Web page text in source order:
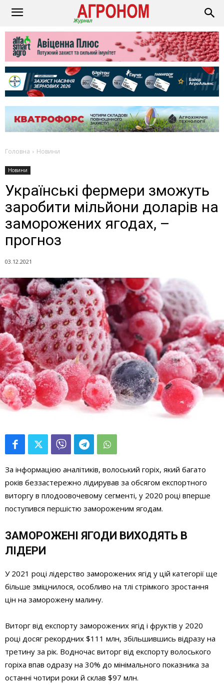
Головна Новини
Новини
Українські фермери зможуть
заробити мільйони доларів на
заморожених ягодах, –
прогноз
03.12.2021
За інформацією аналітиків, волоський горіх, який багато
років беззастережно лідирував за обсягом експортного
виторгу в плодоовочевому сегменті, у 2020 році вперше
поступився першістю замороженим ягодам.
ЗАМОРОЖЕНІ ЯГОДИ ВИХОДЯТЬ В
ЛІДЕРИ
У 2021 році лідерство заморожених ягід у цій категорії ще
більше зміцнилося, особливо на тлі стрімкого зростання
цін на заморожену малину.
Виторг від експорту заморожених ягід і фруктів у 2020
році досяг рекордних $111 млн, збільшившись відразу на
третину за рік. Водночас виторг від експорту волоського
горіха впав одразу на 30% до мінімального показника за
останні чотири роки й склав $97 млн.